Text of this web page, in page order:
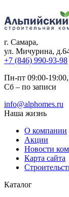
г. Самара,
ул. Мичурина,
+7 (846) 990-93-98
Пн-пт 09:00-19:00,
Сб – по записи
info@alphomes.ru
Наша жизнь
О компании
Акции
Новости
Карта сайта
Каталог